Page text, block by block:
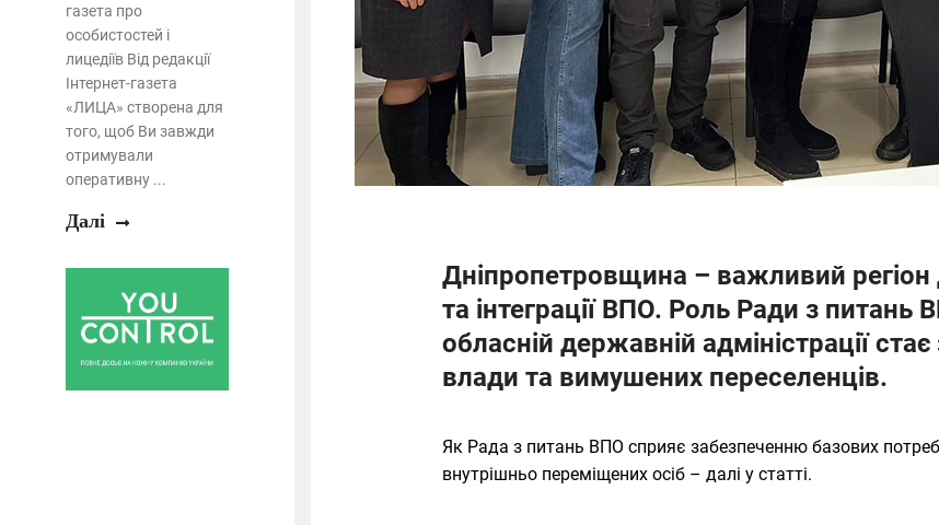
газета про
особистостей і
лицедіїв Від редакції
Інтернет-газета
«ЛИЦА» створена для
того, щоб Ви завжди
отримували
оперативну ...
Далі
Дніпропетровщина – важливий регіон
та інтеграції ВПО. Роль Ради з питань
обласній державній адміністрації
влади та вимушених переселенців.
Як Рада з питань ВПО сприяє забезпеченню базових
внутрішньо переміщених осіб – далі у статті.